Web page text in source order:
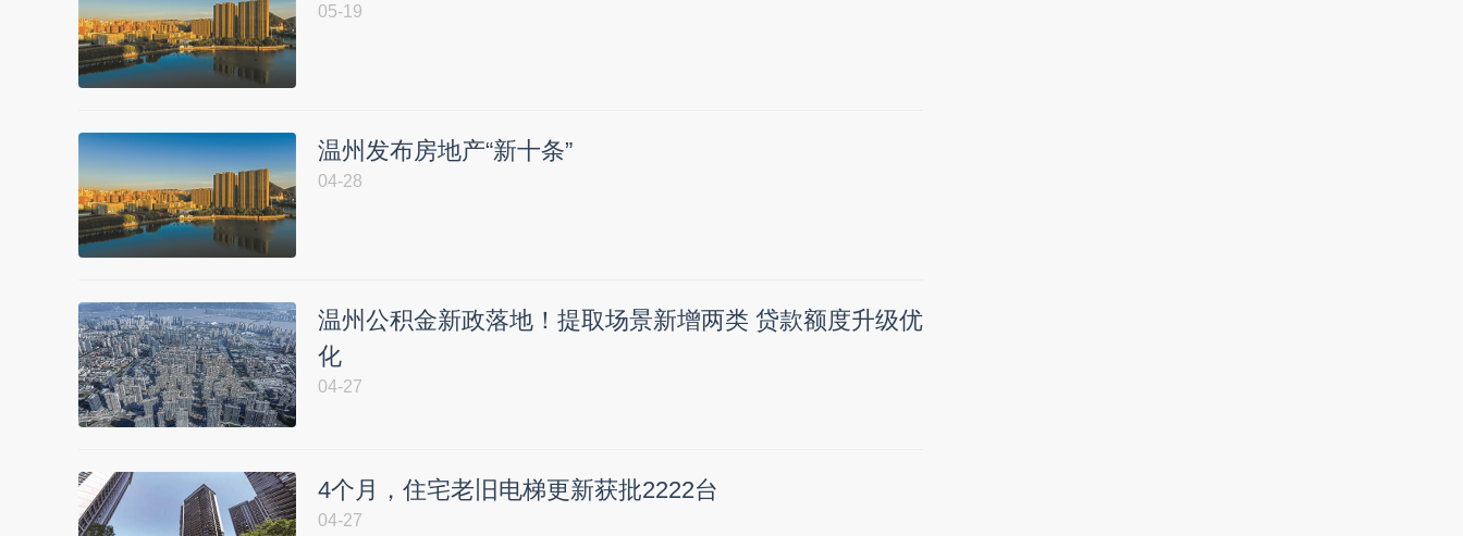
05-19
温州发布房地产“新十条”
04-28
温州公积金新政落地！提取场景新增两类 贷款额度升级优
化
04-27
4个月，住宅老旧电梯更新获批2222台
04-27